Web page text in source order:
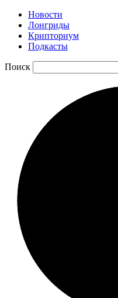
Новости
Лонгриды
Крипториум
Подкасты
Поиск